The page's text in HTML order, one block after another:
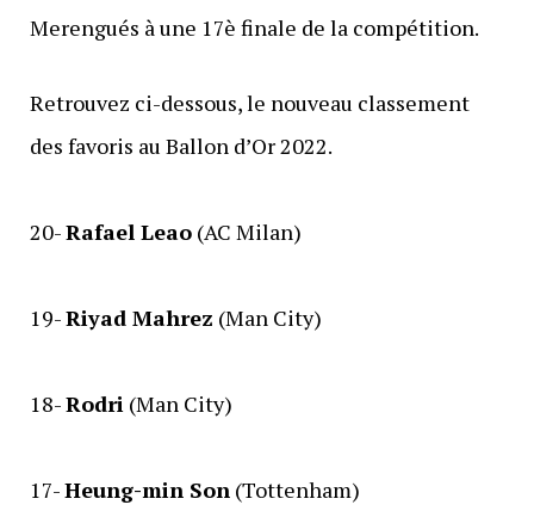
Merengués à une 17è finale de la compétition.
Retrouvez ci-dessous, le nouveau classement
des favoris au Ballon d’Or 2022.
20-Rafael Leao(AC Milan)
19-Riyad Mahrez (Man City)
18-Rodri(Man City)
17-Heung-min Son(Tottenham)